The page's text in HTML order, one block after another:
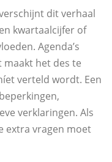
dit verhaal
kwartaalcijfer of
Agenda’s
maakt het des te
verteld wordt. Een
verklaringen. Als
extra vragen moet